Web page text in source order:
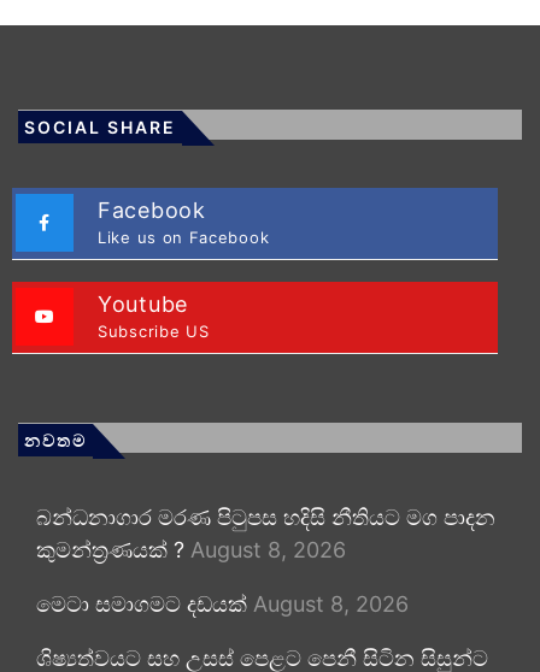
SOCIAL SHARE
Facebook
Like us on Facebook
Youtube
Subscribe US
නවතම
බන්ධනාගාර මරණ පිටුපස හදිසි නීතියට මග පාදන
කුමන්ත්‍රණයක් ? August 8, 2026
මෙටා සමාගමට දඩයක් August 8, 2026
ශිෂ්‍යත්වයට සහ උසස් පෙළට පෙනී සිටින සිසුන්ට